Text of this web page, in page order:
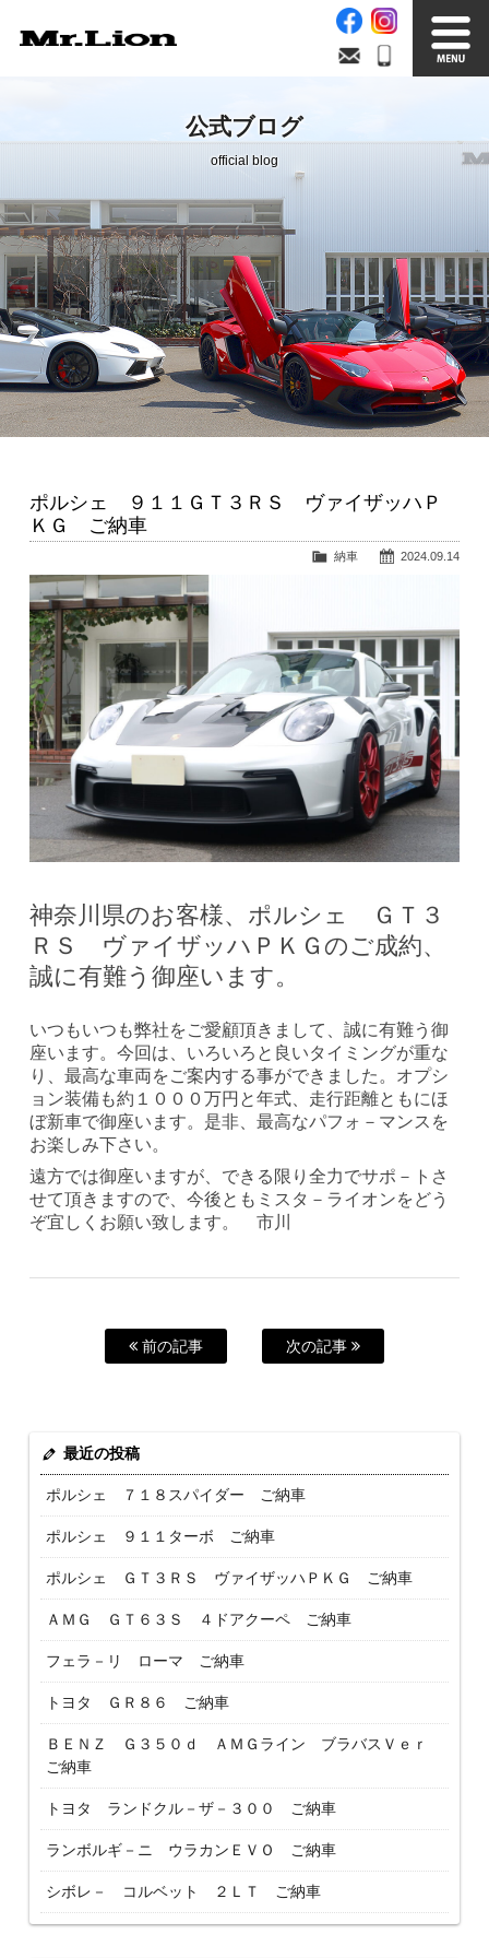
在庫車情報 買取無料査定
Factory
自社工場 サービス案内
Official Blog
公式ブログ
Company info.
会社案内
公式ブログ
official blog
ポルシェ ９１１ＧＴ３ＲＳ ヴァイザッハＰ
ＫＧ ご納車
2024.09.14
納車
神奈川県のお客様、ポルシェ ＧＴ３
ＲＳ ヴァイザッハＰＫＧのご成約、
誠に有難う御座います。
いつもいつも弊社をご愛顧頂きまして、誠に有難う御
座います。今回は、いろいろと良いタイミングが重な
り、最高な車両をご案内する事ができました。オプシ
ョン装備も約１０００万円と年式、走行距離ともにほ
ぼ新車で御座います。是非、最高なパフォ－マンスを
お楽しみ下さい。
遠方では御座いますが、できる限り全力でサポ－トさ
せて頂きますので、今後ともミスタ－ライオンをどう
ぞ宜しくお願い致します。 市川
前の記事 次の記事
最近の投稿
ポルシェ ７１８スパイダー ご納車
ポルシェ ９１１ターボ ご納車
ポルシェ ＧＴ３ＲＳ ヴァイザッハＰＫＧ ご納車
ＡＭＧ ＧＴ６３Ｓ ４ドアクーペ ご納車
フェラ－リ ローマ ご納車
トヨタ ＧＲ８６ ご納車
ＢＥＮＺ Ｇ３５０ｄ ＡＭＧライン ブラバスＶｅｒ
ご納車
トヨタ ランドクル－ザ－３００ ご納車
ランボルギ－ニ ウラカンＥＶＯ ご納車
シボレ－ コルベット ２ＬＴ ご納車